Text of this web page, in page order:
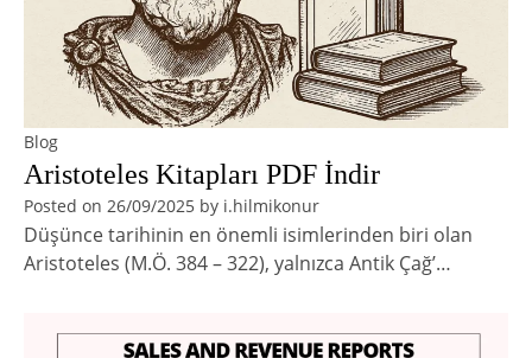
Blog
Aristoteles Kitapları PDF İndir
Posted on 26/09/2025 by i.hilmikonur
Düşünce tarihinin en önemli isimlerinden biri olan
Aristoteles (M.Ö. 384 – 322), yalnızca Antik Çağ’…